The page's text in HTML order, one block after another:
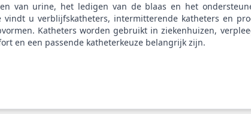
van urine, het ledigen van de blaas en het
u verblijfskatheters, intermitterende katheters en
Katheters worden gebruikt in ziekenhuizen,
en een passende katheterkeuze belangrijk zijn.